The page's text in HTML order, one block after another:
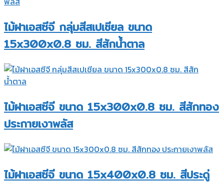
ไม้ฝาเอสซีจี กลุ่มสีสเปเชียล ขนาด
15x300x0.8 ซม. สีสักน้ำตาล
ไม้ฝาเอสซีจี ขนาด 15x300x0.8 ซม. สีสักทอง
ประกายเงาพลัส
ไม้ฝาเอสซีจี ขนาด 15x400x0.8 ซม. สีประดู่